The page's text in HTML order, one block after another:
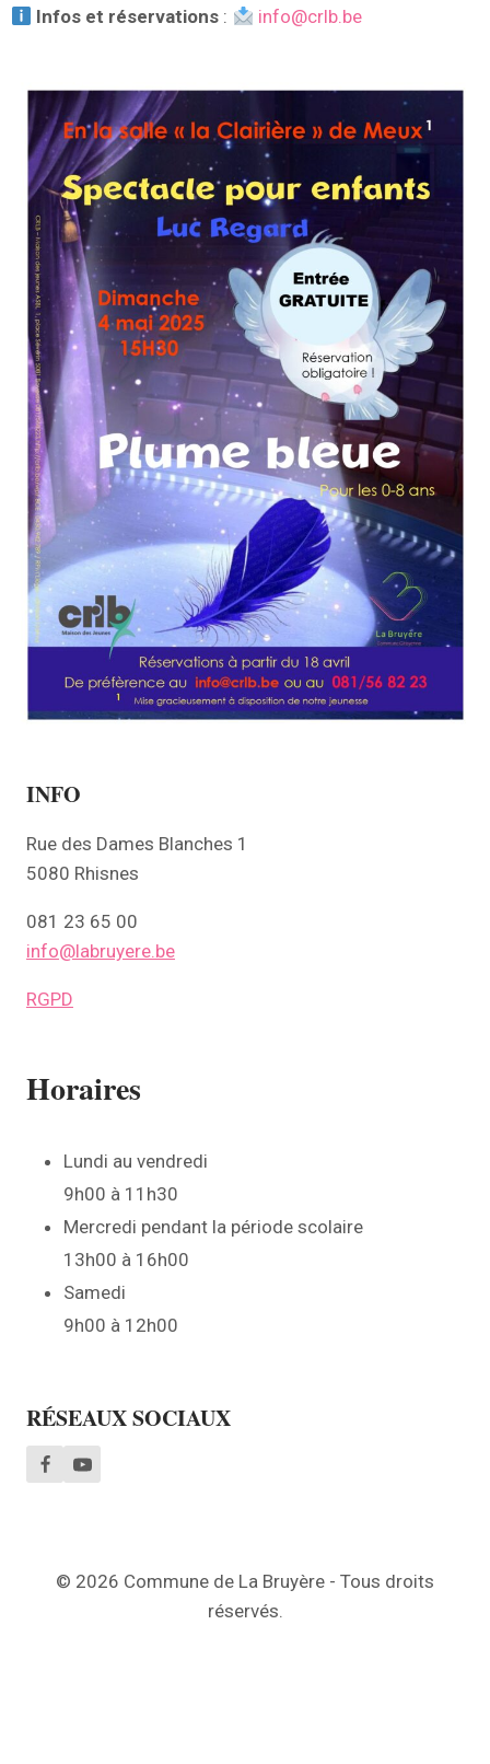
Infos et réservations : info@crlb.be
INFO
Rue des Dames Blanches 1
5080 Rhisnes
081 23 65 00
info@labruyere.be
RGPD
Horaires
Lundi au vendredi
9h00 à 11h30
Mercredi pendant la période scolaire
13h00 à 16h00
Samedi
9h00 à 12h00
RÉSEAUX SOCIAUX
© 2026 Commune de La Bruyère - Tous droits
réservés.